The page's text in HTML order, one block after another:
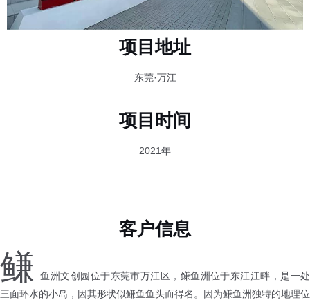
项目地址
东莞·万江
项目时间
2021年
客户信息
鳒
鱼洲文创园位于东莞市万江区，鳒鱼洲位于东江江畔，是一处
三面环水的小岛，因其形状似鳒鱼鱼头而得名。因为鳒鱼洲独特的地理位